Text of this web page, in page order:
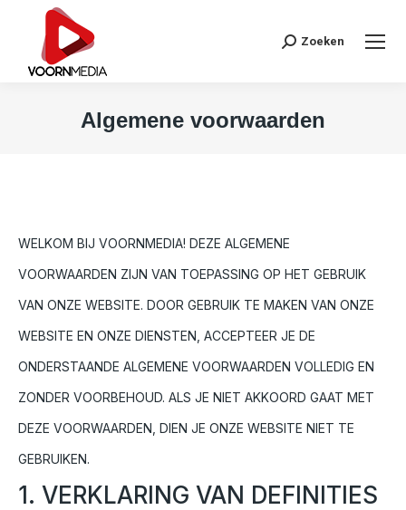
Search:Zoeken
Algemene voorwaarden
WELKOM BIJ VOORNMEDIA! DEZE ALGEMENE
VOORWAARDEN ZIJN VAN TOEPASSING OP HET GEBRUIK
VAN ONZE WEBSITE. DOOR GEBRUIK TE MAKEN VAN ONZE
WEBSITE EN ONZE DIENSTEN, ACCEPTEER JE DE
ONDERSTAANDE ALGEMENE VOORWAARDEN VOLLEDIG EN
ZONDER VOORBEHOUD. ALS JE NIET AKKOORD GAAT MET
DEZE VOORWAARDEN, DIEN JE ONZE WEBSITE NIET TE
GEBRUIKEN.
1. VERKLARING VAN DEFINITIES